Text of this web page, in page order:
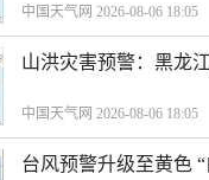
中国天气网 2026-08-06 18:05
山洪灾害预警：黑龙
中国天气网 2026-08-06 18:05
台风预警升级至黄色